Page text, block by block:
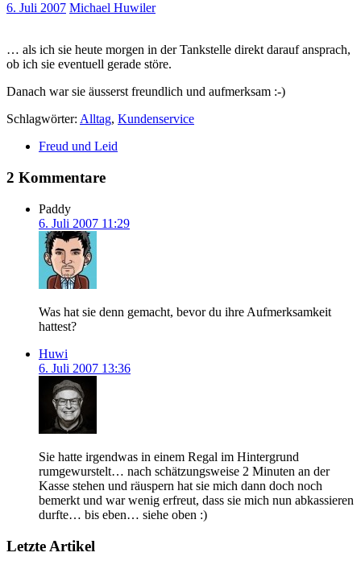
6. Juli 2007 Michael Huwiler
… als ich sie heute morgen in der Tankstelle direkt darauf ansprach,
ob ich sie eventuell gerade störe.
Danach war sie äusserst freundlich und aufmerksam :-)
Schlagwörter: Alltag, Kundenservice
Freud und Leid
2 Kommentare
Paddy
6. Juli 2007 11:29
Was hat sie denn gemacht, bevor du ihre Aufmerksamkeit
hattest?
Huwi
6. Juli 2007 13:36
Sie hatte irgendwas in einem Regal im Hintergrund
rumgewurstelt… nach schätzungsweise 2 Minuten an der
Kasse stehen und räuspern hat sie mich dann doch noch
bemerkt und war wenig erfreut, dass sie mich nun abkassieren
durfte… bis eben… siehe oben :)
Letzte Artikel